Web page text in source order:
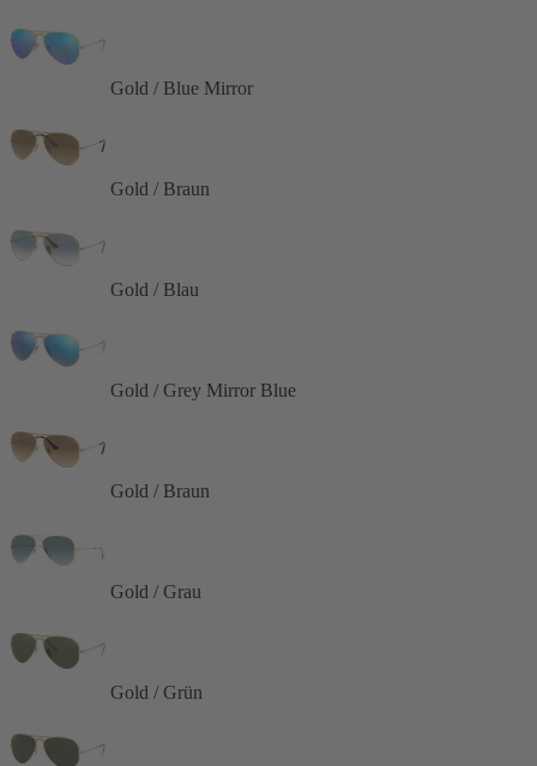
Gold / Blue Mirror
Gold / Braun
Gold / Blau
Gold / Grey Mirror Blue
Gold / Braun
Gold / Grau
Gold / Grün